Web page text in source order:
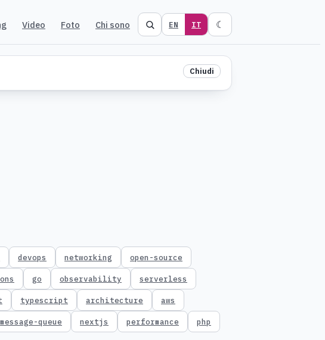
Video Foto Chi sono EN IT ☾
Chiudi
devops networking open-source
go observability serverless
typescript architecture aws
message-queue nextjs performance php